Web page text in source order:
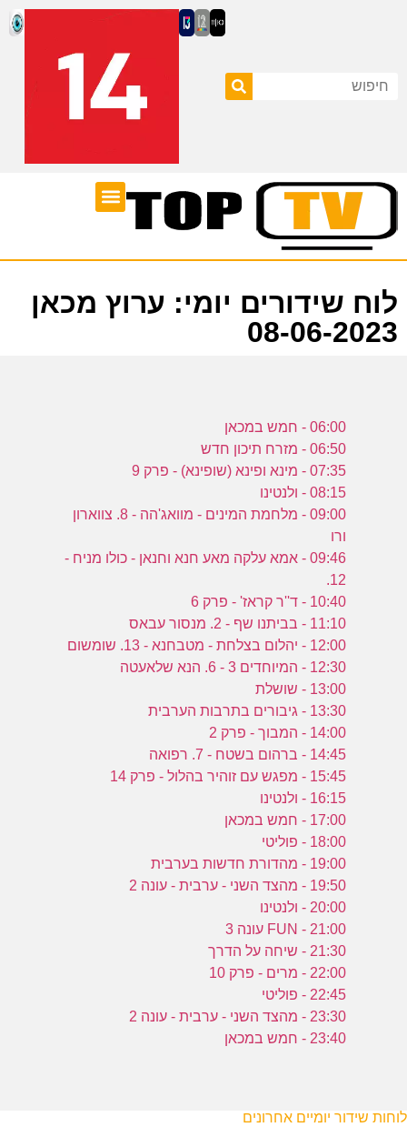
לוח שידורים יומי: ערוץ מכאן
08-06-2023
06:00 - חמש במכאן
06:50 - מזרח תיכון חדש
07:35 - מינא ופינא (שופינא) - פרק 9
08:15 - ולנטינו
09:00 - מלחמת המינים - מוואג'הה - 8. צווארון
ורו
09:46 - אמא עלקה מאע חנא וחנאן - כולו מניח -
12.
10:40 - ד''ר קראז' - פרק 6
11:10 - בביתנו שף - 2. מנסור עבאס
12:00 - יהלום בצלחת - מטבחנא - 13. שומשום
12:30 - המיוחדים 3 - 6. הנא שלאעטה
13:00 - שושלת
13:30 - גיבורים בתרבות הערבית
14:00 - המבוך - פרק 2
14:45 - ברהום בשטח - 7. רפואה
15:45 - מפגש עם זוהיר בהלול - פרק 14
16:15 - ולנטינו
17:00 - חמש במכאן
18:00 - פוליטי
19:00 - מהדורת חדשות בערבית
19:50 - מהצד השני - ערבית - עונה 2
20:00 - ולנטינו
21:00 - FUN עונה 3
21:30 - שיחה על הדרך
22:00 - מרים - פרק 10
22:45 - פוליטי
23:30 - מהצד השני - ערבית - עונה 2
23:40 - חמש במכאן
לוחות שידור יומיים אחרונים